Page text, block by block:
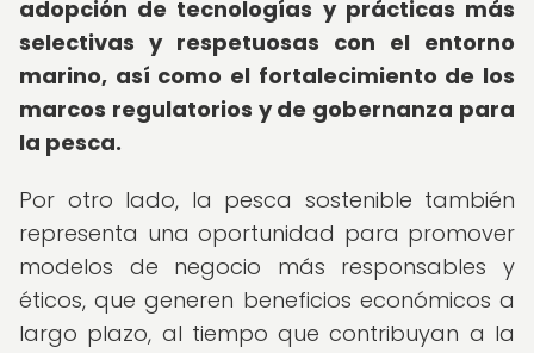
adopción de tecnologías y prácticas más
selectivas y respetuosas con el entorno
marino, así como el fortalecimiento de los
marcos regulatorios y de gobernanza para
la pesca.
Por otro lado, la pesca sostenible también
representa una oportunidad para promover
modelos de negocio más responsables y
éticos, que generen beneficios económicos a
largo plazo, al tiempo que contribuyan a la